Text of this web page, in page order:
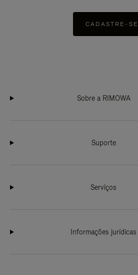
CADASTRE-SE
Sobre a RIMOWA
Suporte
Serviços
Informações jurídicas